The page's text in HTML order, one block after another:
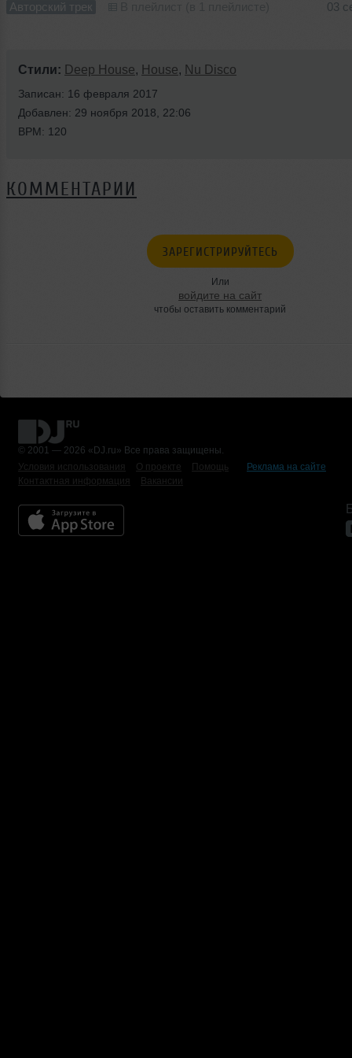
Авторский трек 03
Стили: Deep House, House, Nu Disco
Записан: 16 февраля 2017
Добавлен: 29 ноября 2018, 22:06
BPM: 120
КОММЕНТАРИИ
ЗАРЕГИСТРИРУЙТЕСЬ
Или
войдите на сайт
чтобы оставить комментарий
© 2001 — 2026 «DJ.ru» Все права защищены.
Условия использования
О проекте Помощь
Реклама на сайте
Контактная информация
Вакансии